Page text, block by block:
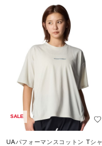
SALE
UAパフォーマンスコットン Tシャ